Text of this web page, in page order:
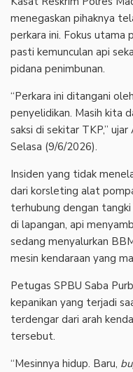
menegaskan pihaknya
perkara ini. Fokus utama
pasti kemunculan api
pidana penimbunan.
“Perkara ini ditangani
penyelidikan. Masih kita
saksi di sekitar TKP,”
Selasa (9/6/2026).
Insiden yang tidak
dari korsleting alat
terhubung dengan
di lapangan, api
sedang menyalurkan
mesin kendaraan yang
Petugas SPBU Saba
kepanikan yang terjadi
terdengar dari arah
tersebut.
“Mesinnya hidup. Baru,